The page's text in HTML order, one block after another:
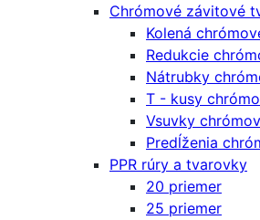
Chrómové závitové
Kolená
Redukcie
Nátrubky
T - kusy
Vsuvky
Predĺženia
PPR rúry a tvarovky
20 priemer
25 priemer